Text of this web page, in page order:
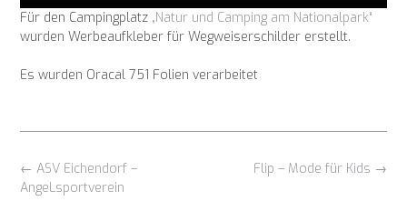
Für den Campingplatz „Natur und Camping am Nationalpark“
wurden Werbeaufkleber für Wegweiserschilder erstellt.
Es wurden Oracal 751 Folien verarbeitet
Beitragsnavigation Flip – Mode für Kids →
← ASV Eichendorf –
AngeLsportverein